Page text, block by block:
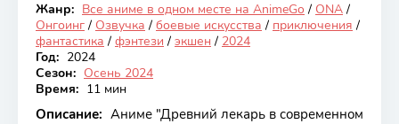
Онгоинг
Жанр: Все аниме в одном месте на AnimeGo / ONA /
Онгоинг / Озвучка / боевые искусства / приключения /
фантастика / фэнтези / экшен / 2024
Год: 2024
Сезон: Осень 2024
Время: 11 мин
Описание: Аниме "Древний лекарь в современном